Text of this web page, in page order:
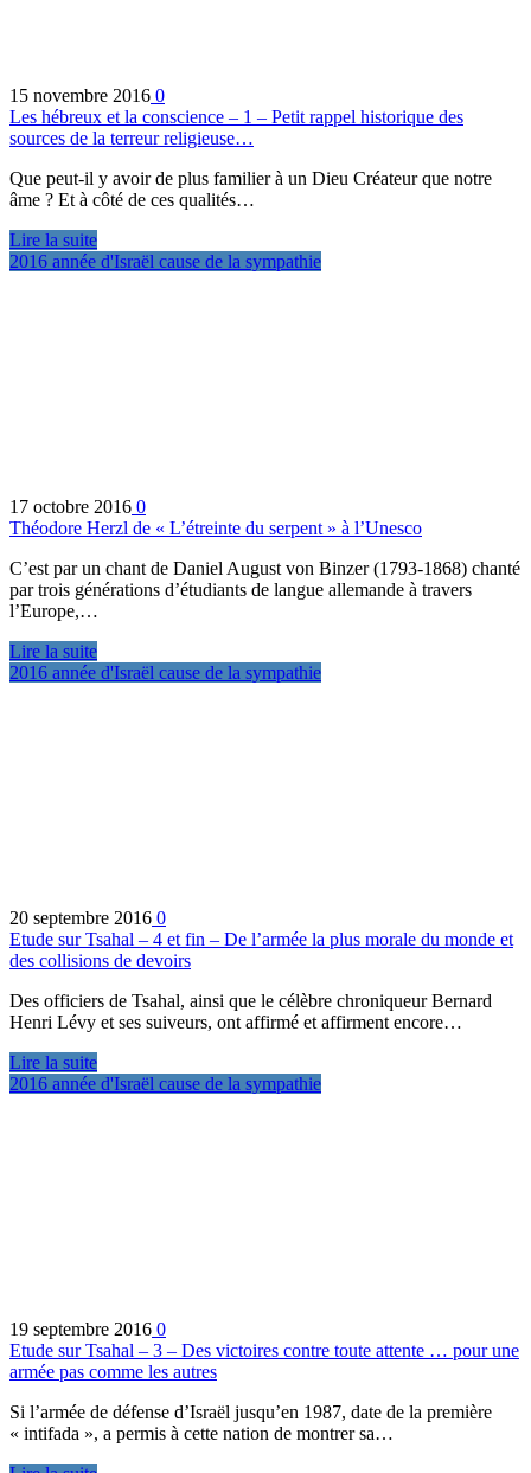
15 novembre 2016 0
Les hébreux et la conscience – 1 – Petit rappel historique des
sources de la terreur religieuse…
Que peut-il y avoir de plus familier à un Dieu Créateur que notre
âme ? Et à côté de ces qualités…
Lire la suite
2016 année d'Israël cause de la sympathie
17 octobre 2016 0
Théodore Herzl de « L’étreinte du serpent » à l’Unesco
C’est par un chant de Daniel August von Binzer (1793-1868) chanté
par trois générations d’étudiants de langue allemande à travers
l’Europe,…
Lire la suite
2016 année d'Israël cause de la sympathie
20 septembre 2016 0
Etude sur Tsahal – 4 et fin – De l’armée la plus morale du monde et
des collisions de devoirs
Des officiers de Tsahal, ainsi que le célèbre chroniqueur Bernard
Henri Lévy et ses suiveurs, ont affirmé et affirment encore…
Lire la suite
2016 année d'Israël cause de la sympathie
19 septembre 2016 0
Etude sur Tsahal – 3 – Des victoires contre toute attente … pour une
armée pas comme les autres
Si l’armée de défense d’Israël jusqu’en 1987, date de la première
« intifada », a permis à cette nation de montrer sa…